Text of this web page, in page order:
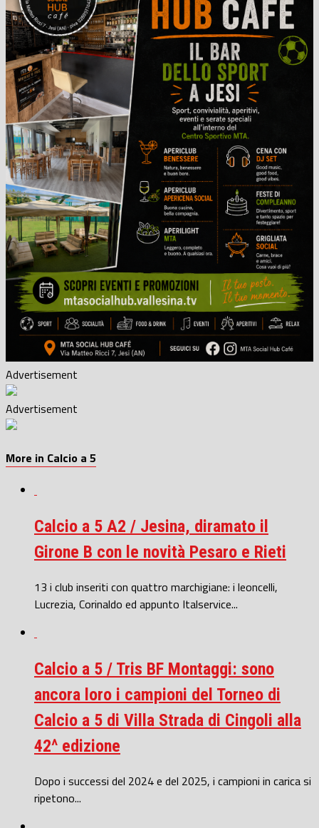
Advertisement
Advertisement
More in Calcio a 5
Calcio a 5 A2 / Jesina, diramato il
Girone B con le novità Pesaro e Rieti
13 i club inseriti con quattro marchigiane: i leoncelli,
Lucrezia, Corinaldo ed appunto Italservice...
Calcio a 5 / Tris BF Montaggi: sono
ancora loro i campioni del Torneo di
Calcio a 5 di Villa Strada di Cingoli alla
42^ edizione
Dopo i successi del 2024 e del 2025, i campioni in carica si
ripetono...